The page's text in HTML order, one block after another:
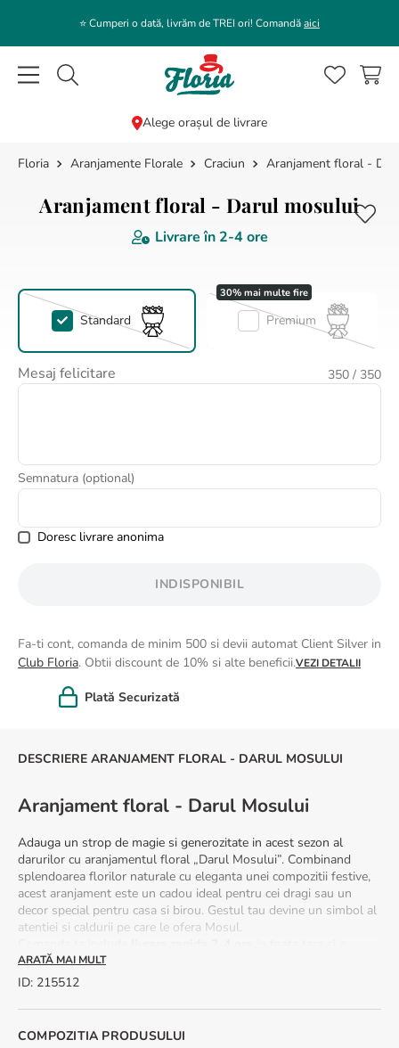
⭐️ Cumperi o dată, livrăm de TREI ori! Comandăaici
Caută flori, plante, cadouri...
Alege orașul de livrare
Aranjamente Florale Craciun Aranjament floral -
Aranjament floral - Darul mosului
Livrare în 2-4 ore
Standard Premium
Mesaj felicitare 350 / 350
Semnatura (optional)
Doresc livrare anonima
INDISPONIBIL
Fa-ti cont, comanda de minim 500 si devii automat Client Silver in
Club Floria. Obtii discount de 10% si alte beneficii.VEZI DETALII
Felicitare cadou
DESCRIERE ARANJAMENT FLORAL - DARUL MOSULUI
Aranjament floral - Darul Mosului
Adauga un strop de magie si generozitate in acest sezon al
darurilor cu aranjamentul floral „Darul Mosului”. Combinand
splendoarea florilor naturale cu eleganta unei compozitii festive,
acest aranjament este un cadou ideal pentru cei dragi sau un
decor special pentru casa si birou. Gestul tau devine un simbol al
atentiei si caldurii pe care le ofera Mosul.
felicitare cadou personalizabila
vas decorativ, iar designul este gandit sa inspire bucurie si
Ce tipuri de flori contine aranjamentul Darul Mosului?
ARATĂ MAI MULT
ID: 215512
COMPOZITIA PRODUSULUI
CĂUTĂRI POPULARE
4.
floarea soarelui
buchet lalele
6.
hortensie
7.
buchet crini
10. crin